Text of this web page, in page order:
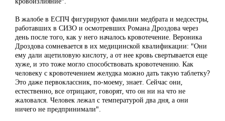
В жалобе в ЕСПЧ фигурируют фамилии медбрата и медсестры,
работавших в СИЗО и осмотревших Романа Дроздова через
день после того, как у него началось кровотечение. Вероника
Дроздова сомневается в их медицинской квалификации: "Они
ему дали ацетиловую кислоту, а от нее кровь свертывается еще
хуже, и это тоже могло способствовать кровотечению. Как
человеку с кровотечением желудка можно дать такую таблетку?
Это даже первоклассник, по-моему, знает. Сейчас они,
естественно, все отрицают, говорят, что он ни на что не
жаловался. Человек лежал с температурой два дня, а они
ничего не предпринимали".